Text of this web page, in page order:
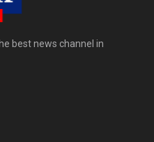
best news channel in